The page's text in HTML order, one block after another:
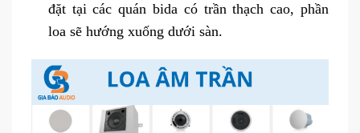
đặt tại các quán bida có trần thạch cao, phần
loa sẽ hướng xuống dưới sàn.